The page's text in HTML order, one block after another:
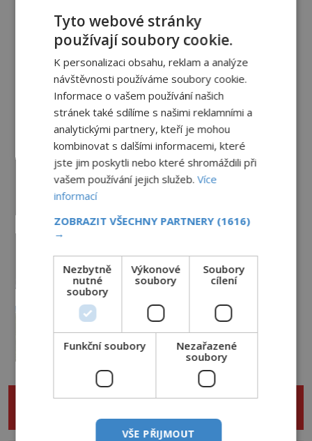
30.7.2026 3.5TIS
Paranormální jevy
Nešťastný duch oběšené milenky
děsí studentky
4.9TIS
Herec Richard Dreyfuss a
muzikant Dave Grohl: Jaké mají
oběti nehod?
4.8.2026 3.5TIS
Kroky v prázdných chodbách a
přízraky v oknech: Nejděsivější
domy v Česku budí hrůzu
3.3TIS
NENECHTE SI UJÍT DALŠÍ ZAJÍMAVÉ
ČLÁNKY
Tyto webové stránky
používají soubory cookie.
K personalizaci obsahu, reklam a analýze
návštěvnosti používáme soubory cookie.
Informace o vašem používání našich
stránek také sdílíme s našimi reklamními a
analytickými partnery, kteří je mohou
kombinovat s dalšími informacemi, které
jste jim poskytli nebo které shromáždili při
vašem používání jejich služeb.Více
informací
ZOBRAZIT VŠECHNY PARTNERY (1616)
→
Nezbytně
nutné
soubory
Výkonové
soubory
Soubory
cílení
Funkční soubory
Nezařazené
soubory
VŠE PŘIJMOUT